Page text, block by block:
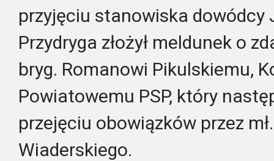
przyjęciu stanowiska dowódcy
Przydryga złożył meldunek o
bryg. Romanowi Pikulskiemu,
Powiatowemu PSP, który
przejęciu obowiązków przez
Wiaderskiego.